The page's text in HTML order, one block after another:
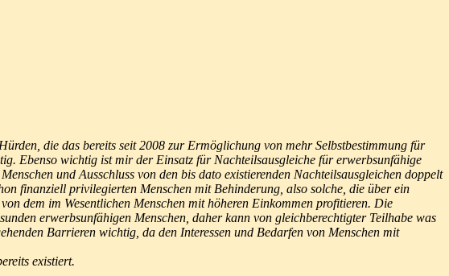
die das bereits seit 2008 zur Ermöglichung von mehr Selbstbestimmung für
Ebenso wichtig ist mir der Einsatz für Nachteilsausgleiche für erwerbsunfähige
und Ausschluss von den bis dato existierenden Nachteilsausgleichen doppelt
finanziell privilegierten Menschen mit Behinderung, also solche, die über ein
dem im Wesentlichen Menschen mit höheren Einkommen profitieren. Die
erwerbsunfähigen Menschen, daher kann von gleichberechtigter Teilhabe was
Barrieren wichtig, da den Interessen und Bedarfen von Menschen mit
existiert.